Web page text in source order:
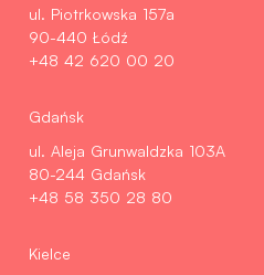
ul. Piotrkowska 157a
90-440 Łódź
+48 42 620 00 20
Gdańsk
ul. Aleja Grunwaldzka 103A
80-244 Gdańsk
+48 58 350 28 80
Kielce